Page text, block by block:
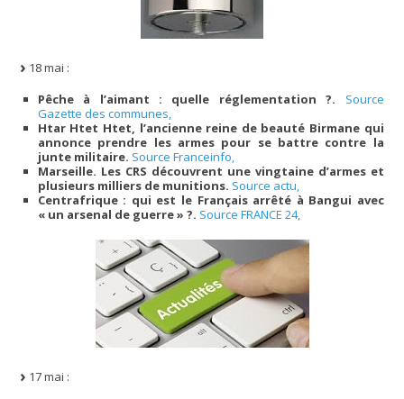
18 mai :
Pêche à l’aimant : quelle réglementation ?. Source
Gazette des communes,
Htar Htet Htet, l’ancienne reine de beauté Birmane qui
annonce prendre les armes pour se battre contre la
junte militaire. Source Franceinfo,
Marseille. Les CRS découvrent une vingtaine d’armes et
plusieurs milliers de munitions. Source actu,
Centrafrique : qui est le Français arrêté à Bangui avec
« un arsenal de guerre » ?. Source FRANCE 24,
17 mai :